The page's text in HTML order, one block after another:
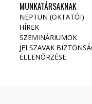
MUNKATÁRSAKNAK
NEPTUN (OKTATÓI)
HÍREK
SZEMINÁRIUMOK
JELSZAVAK
ELLENŐRZÉSE